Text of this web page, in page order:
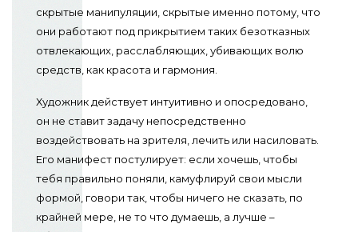
скрытые манипуляции, скрытые именно потому, что
они работают под прикрытием таких безотказных
отвлекающих, расслабляющих, убивающих волю
средств, как красота и гармония.
Художник действует интуитивно и опосредовано,
он не ставит задачу непосредственно
воздействовать на зрителя, лечить или насиловать.
Его манифест постулирует: если хочешь, чтобы
тебя правильно поняли, камуфлируй свои мысли
формой, говори так, чтобы ничего не сказать, по
крайней мере, не то что думаешь, а лучше –